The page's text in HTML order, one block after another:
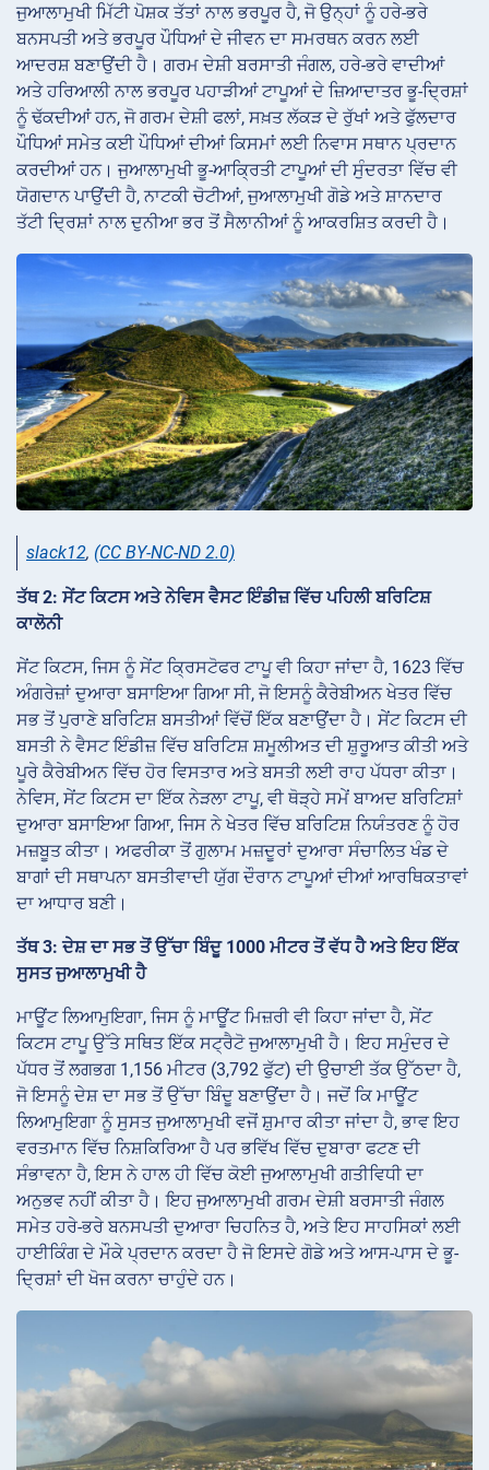
ਜੁਆਲਾਮੁਖੀ ਮਿੱਟੀ ਪੋਸ਼ਕ ਤੱਤਾਂ ਨਾਲ ਭਰਪੂਰ ਹੈ, ਜੋ ਉਨ੍ਹਾਂ ਨੂੰ ਹਰੇ-ਭਰੇ
ਬਨਸਪਤੀ ਅਤੇ ਭਰਪੂਰ ਪੌਧਿਆਂ ਦੇ ਜੀਵਨ ਦਾ ਸਮਰਥਨ ਕਰਨ ਲਈ
ਆਦਰਸ਼ ਬਣਾਉਂਦੀ ਹੈ। ਗਰਮ ਦੇਸ਼ੀ ਬਰਸਾਤੀ ਜੰਗਲ, ਹਰੇ-ਭਰੇ ਵਾਦੀਆਂ
ਅਤੇ ਹਰਿਆਲੀ ਨਾਲ ਭਰਪੂਰ ਪਹਾੜੀਆਂ ਟਾਪੂਆਂ ਦੇ ਜ਼ਿਆਦਾਤਰ ਭੂ-ਦ੍ਰਿਸ਼ਾਂ
ਨੂੰ ਢੱਕਦੀਆਂ ਹਨ, ਜੋ ਗਰਮ ਦੇਸ਼ੀ ਫਲਾਂ, ਸਖ਼ਤ ਲੱਕੜ ਦੇ ਰੁੱਖਾਂ ਅਤੇ ਫੁੱਲਦਾਰ
ਪੌਧਿਆਂ ਸਮੇਤ ਕਈ ਪੌਧਿਆਂ ਦੀਆਂ ਕਿਸਮਾਂ ਲਈ ਨਿਵਾਸ ਸਥਾਨ ਪ੍ਰਦਾਨ
ਕਰਦੀਆਂ ਹਨ। ਜੁਆਲਾਮੁਖੀ ਭੂ-ਆਕ੍ਰਿਤੀ ਟਾਪੂਆਂ ਦੀ ਸੁੰਦਰਤਾ ਵਿੱਚ ਵੀ
ਯੋਗਦਾਨ ਪਾਉਂਦੀ ਹੈ, ਨਾਟਕੀ ਚੋਟੀਆਂ, ਜੁਆਲਾਮੁਖੀ ਗੋਡੇ ਅਤੇ ਸ਼ਾਨਦਾਰ
ਤੱਟੀ ਦ੍ਰਿਸ਼ਾਂ ਨਾਲ ਦੁਨੀਆ ਭਰ ਤੋਂ ਸੈਲਾਨੀਆਂ ਨੂੰ ਆਕਰਸ਼ਿਤ ਕਰਦੀ ਹੈ।
slack12, (CC BY-NC-ND 2.0)
ਤੱਥ 2: ਸੇਂਟ ਕਿਟਸ ਅਤੇ ਨੇਵਿਸ ਵੈਸਟ ਇੰਡੀਜ਼ ਵਿੱਚ ਪਹਿਲੀ ਬਰਿਟਿਸ਼
ਕਾਲੋਨੀ
ਸੇਂਟ ਕਿਟਸ, ਜਿਸ ਨੂੰ ਸੇਂਟ ਕ੍ਰਿਸਟੋਫਰ ਟਾਪੂ ਵੀ ਕਿਹਾ ਜਾਂਦਾ ਹੈ, 1623 ਵਿੱਚ
ਅੰਗਰੇਜ਼ਾਂ ਦੁਆਰਾ ਬਸਾਇਆ ਗਿਆ ਸੀ, ਜੋ ਇਸਨੂੰ ਕੈਰੇਬੀਅਨ ਖੇਤਰ ਵਿੱਚ
ਸਭ ਤੋਂ ਪੁਰਾਣੇ ਬਰਿਟਿਸ਼ ਬਸਤੀਆਂ ਵਿੱਚੋਂ ਇੱਕ ਬਣਾਉਂਦਾ ਹੈ। ਸੇਂਟ ਕਿਟਸ ਦੀ
ਬਸਤੀ ਨੇ ਵੈਸਟ ਇੰਡੀਜ਼ ਵਿੱਚ ਬਰਿਟਿਸ਼ ਸ਼ਮੂਲੀਅਤ ਦੀ ਸ਼ੁਰੂਆਤ ਕੀਤੀ ਅਤੇ
ਪੂਰੇ ਕੈਰੇਬੀਅਨ ਵਿੱਚ ਹੋਰ ਵਿਸਤਾਰ ਅਤੇ ਬਸਤੀ ਲਈ ਰਾਹ ਪੱਧਰਾ ਕੀਤਾ।
ਨੇਵਿਸ, ਸੇਂਟ ਕਿਟਸ ਦਾ ਇੱਕ ਨੇੜਲਾ ਟਾਪੂ, ਵੀ ਥੋੜ੍ਹੇ ਸਮੇਂ ਬਾਅਦ ਬਰਿਟਿਸ਼ਾਂ
ਦੁਆਰਾ ਬਸਾਇਆ ਗਿਆ, ਜਿਸ ਨੇ ਖੇਤਰ ਵਿੱਚ ਬਰਿਟਿਸ਼ ਨਿਯੰਤਰਣ ਨੂੰ ਹੋਰ
ਮਜ਼ਬੂਤ ਕੀਤਾ। ਅਫਰੀਕਾ ਤੋਂ ਗੁਲਾਮ ਮਜ਼ਦੂਰਾਂ ਦੁਆਰਾ ਸੰਚਾਲਿਤ ਖੰਡ ਦੇ
ਬਾਗਾਂ ਦੀ ਸਥਾਪਨਾ ਬਸਤੀਵਾਦੀ ਯੁੱਗ ਦੌਰਾਨ ਟਾਪੂਆਂ ਦੀਆਂ ਆਰਥਿਕਤਾਵਾਂ
ਦਾ ਆਧਾਰ ਬਣੀ।
ਤੱਥ 3: ਦੇਸ਼ ਦਾ ਸਭ ਤੋਂ ਉੱਚਾ ਬਿੰਦੂ 1000 ਮੀਟਰ ਤੋਂ ਵੱਧ ਹੈ ਅਤੇ ਇਹ ਇੱਕ
ਸੁਸਤ ਜੁਆਲਾਮੁਖੀ ਹੈ
ਮਾਊਂਟ ਲਿਆਮੁਇਗਾ, ਜਿਸ ਨੂੰ ਮਾਊਂਟ ਮਿਜ਼ਰੀ ਵੀ ਕਿਹਾ ਜਾਂਦਾ ਹੈ, ਸੇਂਟ
ਕਿਟਸ ਟਾਪੂ ਉੱਤੇ ਸਥਿਤ ਇੱਕ ਸਟ੍ਰੈਟੋ ਜੁਆਲਾਮੁਖੀ ਹੈ। ਇਹ ਸਮੁੰਦਰ ਦੇ
ਪੱਧਰ ਤੋਂ ਲਗਭਗ 1,156 ਮੀਟਰ (3,792 ਫੁੱਟ) ਦੀ ਉਚਾਈ ਤੱਕ ਉੱਠਦਾ ਹੈ,
ਜੋ ਇਸਨੂੰ ਦੇਸ਼ ਦਾ ਸਭ ਤੋਂ ਉੱਚਾ ਬਿੰਦੂ ਬਣਾਉਂਦਾ ਹੈ। ਜਦੋਂ ਕਿ ਮਾਊਂਟ
ਲਿਆਮੁਇਗਾ ਨੂੰ ਸੁਸਤ ਜੁਆਲਾਮੁਖੀ ਵਜੋਂ ਸ਼ੁਮਾਰ ਕੀਤਾ ਜਾਂਦਾ ਹੈ, ਭਾਵ ਇਹ
ਵਰਤਮਾਨ ਵਿੱਚ ਨਿਸ਼ਕਿਰਿਆ ਹੈ ਪਰ ਭਵਿੱਖ ਵਿੱਚ ਦੁਬਾਰਾ ਫਟਣ ਦੀ
ਸੰਭਾਵਨਾ ਹੈ, ਇਸ ਨੇ ਹਾਲ ਹੀ ਵਿੱਚ ਕੋਈ ਜੁਆਲਾਮੁਖੀ ਗਤੀਵਿਧੀ ਦਾ
ਅਨੁਭਵ ਨਹੀਂ ਕੀਤਾ ਹੈ। ਇਹ ਜੁਆਲਾਮੁਖੀ ਗਰਮ ਦੇਸ਼ੀ ਬਰਸਾਤੀ ਜੰਗਲ
ਸਮੇਤ ਹਰੇ-ਭਰੇ ਬਨਸਪਤੀ ਦੁਆਰਾ ਚਿਹਨਿਤ ਹੈ, ਅਤੇ ਇਹ ਸਾਹਸਿਕਾਂ ਲਈ
ਹਾਈਕਿੰਗ ਦੇ ਮੌਕੇ ਪ੍ਰਦਾਨ ਕਰਦਾ ਹੈ ਜੋ ਇਸਦੇ ਗੋਡੇ ਅਤੇ ਆਸ-ਪਾਸ ਦੇ ਭੂ-
ਦ੍ਰਿਸ਼ਾਂ ਦੀ ਖੋਜ ਕਰਨਾ ਚਾਹੁੰਦੇ ਹਨ।